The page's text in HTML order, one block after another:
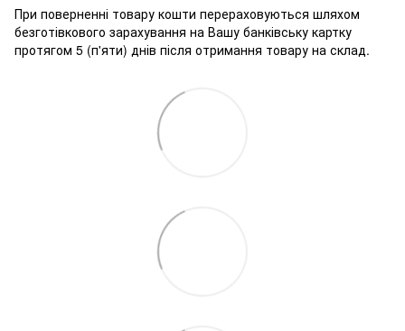
При поверненні товару кошти перераховуються шляхом
безготівкового зарахування на Вашу банківську картку
протягом 5 (п'яти) днів після отримання товару на склад.